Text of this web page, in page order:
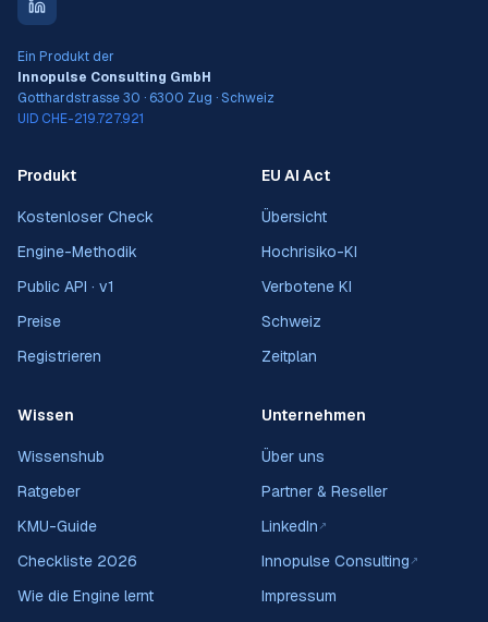
Ein Produkt der
Innopulse Consulting GmbH
Gotthardstrasse 30 · 6300 Zug · Schweiz
UID CHE-219.727.921
Produkt
Kostenloser Check
Engine-Methodik
Public API · v1
Preise
Registrieren
EU AI Act
Übersicht
Hochrisiko-KI
Verbotene KI
Schweiz
Zeitplan
Wissen
Wissenshub
Ratgeber
KMU-Guide
Checkliste 2026
Wie die Engine lernt
Unternehmen
Über uns
Partner & Reseller
LinkedIn ↗
Innopulse Consulting ↗
Impressum